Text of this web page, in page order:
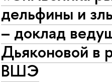
дельфины и
– доклад
Дьяконовой в
ВШЭ